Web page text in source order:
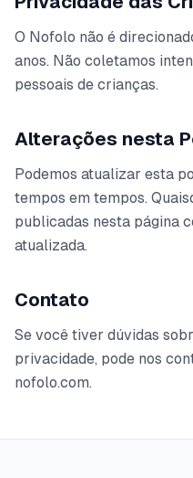
O Nofolo não é
anos. Não coletamos
pessoais de crianças.
Alterações nesta
Podemos atualizar esta
tempos em tempos.
publicadas nesta página
atualizada.
Contato
Se você tiver dúvidas
privacidade, pode nos
nofolo.com.